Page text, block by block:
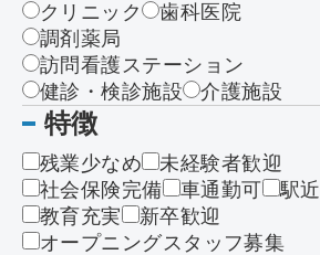
クリニック
歯科医院
調剤薬局
訪問看護ステーション
健診・検診施設
介護施設
特徴
残業少なめ
未経験者歓迎
社会保険完備
車通勤可
駅近
教育充実
新卒歓迎
オープニングスタッフ募集